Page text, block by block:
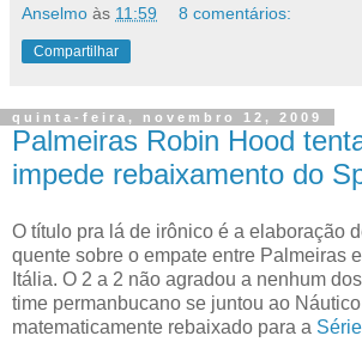
Anselmo às 11:59 8 comentários:
Compartilhar
quinta-feira, novembro 12, 2009
Palmeiras Robin Hood
impede rebaixamento do
O título pra lá de irônico é a elaboração
quente sobre o empate entre Palmeiras
Itália. O 2 a 2 não agradou a nenhum
time permanbucano se juntou ao
matematicamente rebaixado para a